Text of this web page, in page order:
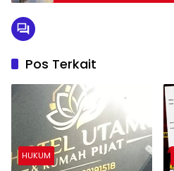
Pos Terkait
HUKUM